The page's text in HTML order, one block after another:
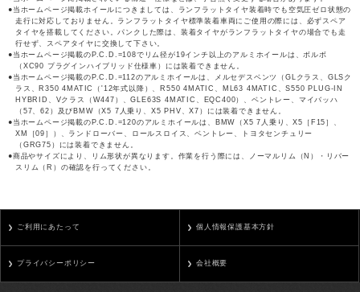
当ホームページ掲載ホイールにつきましては、ランフラットタイヤ装着時でも空気圧ゼロ状態の
走行に対応しておりません。ランフラットタイヤ標準装着車両にご使用の際には、必ずスペア
タイヤを搭載してください。パンクした際は、装着タイヤがランフラットタイヤの場合でも走
行せず、スペアタイヤに交換して下さい。
当ホームページ掲載のP.C.D.=108でリム径が19インチ以上のアルミホイールは、ボルボ
（XC90 プラグインハイブリッド仕様車）には装着できません。
当ホームページ掲載のP.C.D.=112のアルミホイールは、メルセデスベンツ（GLクラス、GLSク
ラス、R350 4MATIC（'12年式以降）、R550 4MATIC、ML63 4MATIC、S550 PLUG-IN
HYBRID、Vクラス（W447）、GLE63S 4MATIC、EQC400）、ベントレー、マイバッハ
（57、62）及びBMW（X5 7人乗り、X5 PHV、X7）には装着できません。
当ホームページ掲載のP.C.D.=120のアルミホイールは、BMW（X5 7人乗り、X5［F15］、
XM［09］）、ランドローバー、ロールスロイス、ベントレー、トヨタセンチュリー
（GRG75）には装着できません。
商品やサイズにより、リム形状が異なります。作業を行う際には、ノーマルリム（N）・リバー
スリム（R）の確認を行ってください。
ご利用にあたって 個人情報保護基本方針
プライバシーポリシー 会社概要